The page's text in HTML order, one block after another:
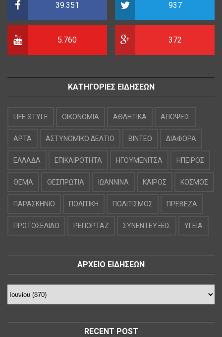
39.351 937
5.760 372
ΚΑΤΗΓΟΡΙΕΣ ΕΙΔΗΣΕΩΝ
LIFE STYLE OIKONOMIA ΑΘΛΗΤΙΚΑ ΑΠΟΨΕΙΣ
ΑΡΤΑ ΑΣΤΥΝΟΜΙΚΟ ΔΕΛΤΙΟ ΒΙΝΤΕΟ ΔΙΑΦΟΡΑ
ΕΛΛΑΔΑ ΕΠΙΚΑΙΡΟΤΗΤΑ ΗΓΟΥΜΕΝΙΤΣΑ ΗΠΕΙΡΟΣ
ΘΕΜΑ ΘΕΣΠΡΩΤΙΑ ΙΩΑΝΝΙΝΑ ΚΑΙΡΟΣ ΚΟΣΜΟΣ
ΠΑΡΑΣΚΗΝΙΟ ΠΟΛΙΤΙΚΗ ΠΟΛΙΤΙΣΜΟΣ ΠΡΕΒΕΖΑ
ΠΡΩΤΟΣΕΛΙΔΟ ΡΕΠΟΡΤΑΖ ΣΥΝΕΝΤΕΥΞΕΙΣ ΥΓΕΙΑ
ΑΡΧΕΙΟ ΕΙΔΗΣΕΩΝ
RECENT POST